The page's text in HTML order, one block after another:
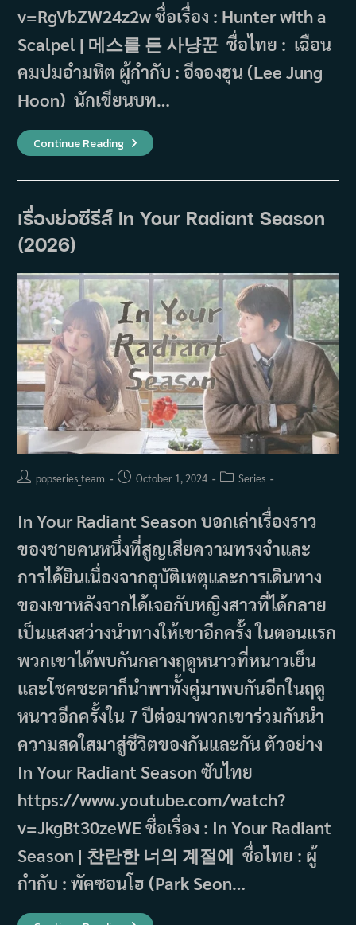
v=RgVbZW24z2w ชื่อเรื่อง : Hunter with a
Scalpel | 메스를 든 사냥꾼 ชื่อไทย : เฉือน
คมปมอำมหิต ผู้กำกับ : อีจองฮุน (Lee Jung
Hoon) นักเขียนบท…
Continue Readingเรื่อง
ย่อ
Scalpel
เฉือน
เรื่องย่อซีรีส์ In Your Radiant Season
(2026)
Postpopseries_team
PostOctober 1, 2024
PostSeries
In Your Radiant Season บอกเล่าเรื่องราว
ของชายคนหนึ่งที่สูญเสียความทรงจำและ
การได้ยินเนื่องจากอุบัติเหตุและการเดินทาง
ของเขาหลังจากได้เจอกับหญิงสาวที่ได้กลาย
เป็นแสงสว่างนำทางให้เขาอีกครั้ง ในตอนแรก
พวกเขาได้พบกันกลางฤดูหนาวที่หนาวเย็น
และโชคชะตาก็นำพาทั้งคู่มาพบกันอีกในฤดู
หนาวอีกครั้งใน 7 ปีต่อมาพวกเขาร่วมกันนำ
ความสดใสมาสู่ชีวิตของกันและกัน ตัวอย่าง
In Your Radiant Season ซับไทย
https://www.youtube.com/watch?
v=JkgBt30zeWE ชื่อเรื่อง : In Your Radiant
Season | 찬란한 너의 계절에 ชื่อไทย : ผู้
กำกับ : พัคซอนโฮ (Park Seon…